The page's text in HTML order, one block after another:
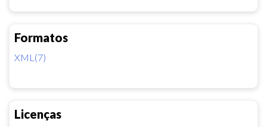
Formatos
XML(7)
Licenças